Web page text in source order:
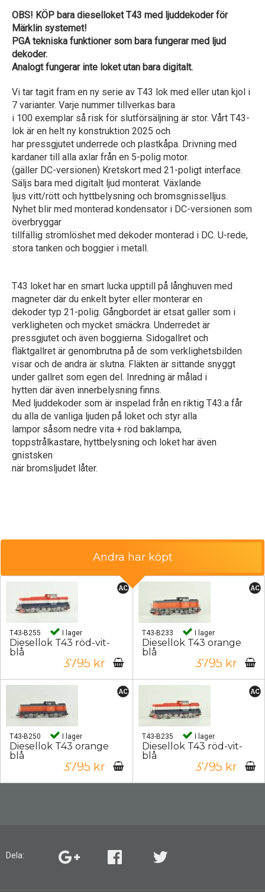
OBS! KÖP bara dieselloket T43 med ljuddekoder för
Märklin systemet!
PGA tekniska funktioner som bara fungerar med ljud
dekoder.
Analogt fungerar inte loket utan bara digitalt.
Vi tar tagit fram en ny serie av T43 lok med eller utan kjol i
7 varianter. Varje nummer tillverkas bara
i 100 exemplar så risk för slutförsäljning är stor. Vårt T43-
lok är en helt ny konstruktion 2025 och
har pressgjutet underrede och plastkåpa. Drivning med
kardaner till alla axlar från en 5-polig motor.
(gäller DC-versionen) Kretskort med 21-poligt interface.
Säljs bara med digitalt ljud monterat. Växlande
ljus vitt/rött och hyttbelysning och bromsgnisselljus.
Nyhet blir med monterad kondensator i DC-versionen som
överbryggar
tillfällig strömlöshet med dekoder monterad i DC. U-rede,
stora tanken och boggier i metall.
T43 loket har en smart lucka upptill på långhuven med
magneter där du enkelt byter eller monterar en
dekoder typ 21-polig. Gångbordet är etsat galler som i
verkligheten och mycket smäckra. Underredet är
pressgjutet och även boggierna. Sidogallret och
fläktgallret är genombrutna på de som verklighetsbilden
visar och de andra är slutna. Fläkten är sittande snyggt
under gallret som egen del. Inredning är målad i
hytten där även innerbelysning finns.
Med ljuddekoder som är inspelad från en riktig T43:a får
du alla de vanliga ljuden på loket och styr alla
lampor såsom nedre vita + röd baklampa,
toppstrålkastare, hyttbelysning och loket har även
gnistsken
när bromsljudet låter.
Andra har köpt
T43-B255 I lager
Diesellok T43 röd-vit-
blå
3795 kr
T43-B233 I lager
Diesellok T43 orange
blå
3795 kr
T43-B250 I lager
Diesellok T43 orange
blå
3795 kr
T43-B235 I lager
Diesellok T43 röd-vit-
blå
3795 kr
Dela: